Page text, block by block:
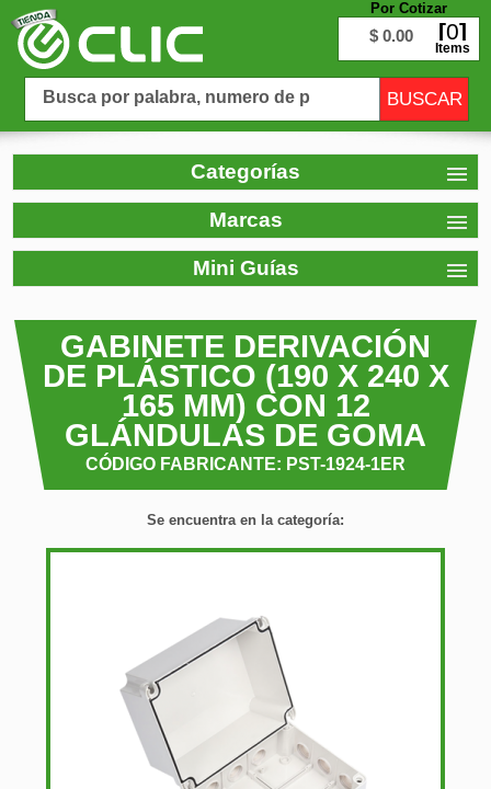
Por Cotizar
$ 0.00 0
Items
Categorías
Marcas
Mini Guías
GABINETE DERIVACIÓN
DE PLÁSTICO (190 X 240 X
165 MM) CON 12
GLÁNDULAS DE GOMA
CÓDIGO FABRICANTE: PST-1924-1ER
Se encuentra en la categoría: